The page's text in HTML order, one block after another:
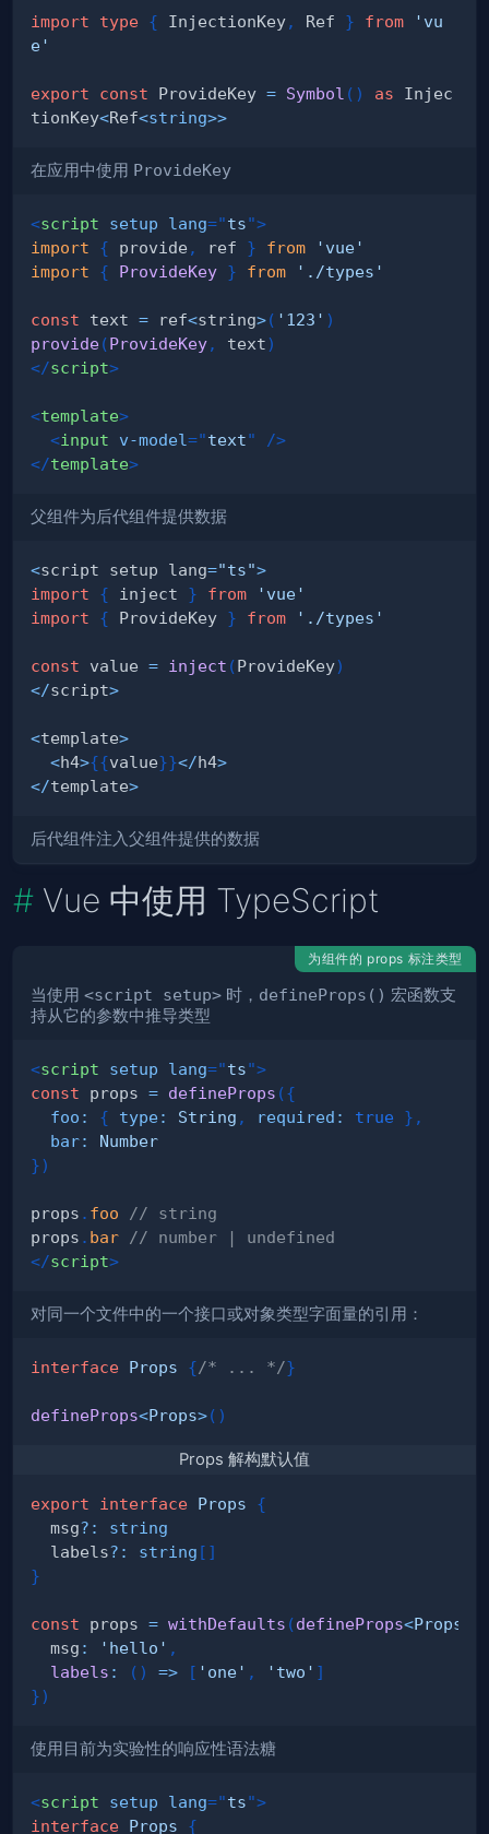
import type { InjectionKey, Ref } from
'vu
e'
export const ProvideKey = Symbol ( ) as Injec
tionKey<Ref<string>>
在应用中使用 ProvideKey
<script setup lang="ts">
import
{ provide , ref } from
'vue'
import
{ ProvideKey } from './types'
const text = ref<string>( '123' )
provide(ProvideKey, text)
</script>
<template>
<input v-model="text"
/>
</template>
父组件为后代组件提供数据
<script setup lang="ts">
import
{ inject } from
'vue'
import
{ ProvideKey } from './types'
const value = inject (ProvideKey)
</script>
<template>
<h4>{{value}}</h4>
</template>
后代组件注入父组件提供的数据
Vue 中使用 TypeScript
为组件的 props 标注类型
当使用 <script setup> 时， defineProps() 宏函数支
持从它的参数中推导类型
<script setup lang="ts">
const props = defineProps ({
foo : { type: String , required : true } ,
bar:
Number
})
props . foo
// string
props . bar
// number | undefined
</script>
对同一个文件中的一个接口或对象类型字面量的引用：
interface Props {/* ... */}
defineProps<Props>( )
Props 解构默认值
export interface Props
{
  msg
? :
string
  labels
? : string [ ]
}
const props = withDefaults (defineProps<Props
  msg
: 'hello' ,
labels : ( ) => [ 'one' , 'two' ]
})
使用目前为实验性的响应性语法糖
<script setup lang="ts">
interface Props {